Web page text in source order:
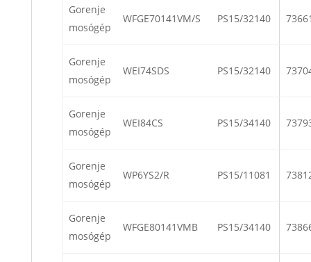
Gorenje
mosógép
WFGE70141VM/S PS15/32140
Gorenje
mosógép
WEI74SDS PS15/32140
Gorenje
mosógép
WEI84CS PS15/34140
Gorenje
mosógép
WP6YS2/R PS15/11081
Gorenje
mosógép
WFGE80141VMB PS15/34140